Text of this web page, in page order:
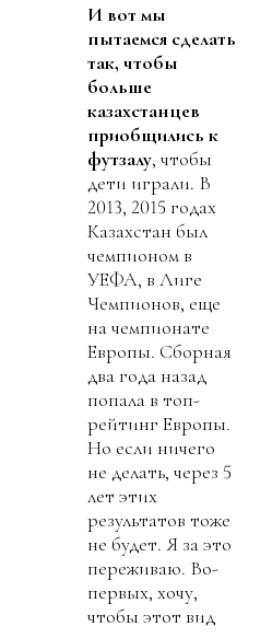
И вот мы
пытаемся сделать
так, чтобы
больше
казахстанцев
приобщились к
футзалу, чтобы
дети играли. В
2013, 2015 годах
Казахстан был
чемпионом в
УЕФА, в Лиге
Чемпионов, еще
на чемпионате
Европы. Сборная
два года назад
попала в топ-
рейтинг Европы.
Но если ничего
не делать, через 5
лет этих
результатов тоже
не будет. Я за это
переживаю. Во-
первых, хочу,
чтобы этот вид